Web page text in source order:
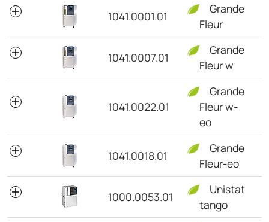
1041.0001.01
Grande
Fleur
1041.0007.01
Grande
Fleur w
1041.0022.01
Grande
Fleur w-
eo
1041.0018.01
Grande
Fleur-eo
1000.0053.01
Unistat
tango